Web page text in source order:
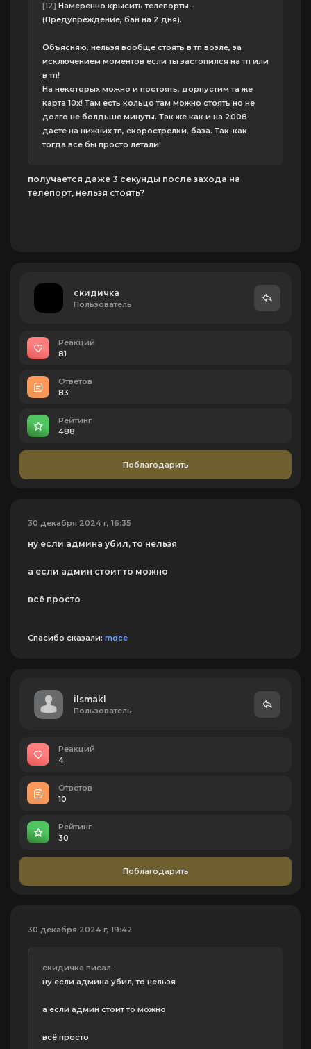
[12] Намеренно крысить телепорты -
(Предупреждение, бан на 2 дня).
Объясняю, нельзя вообще стоять в тп возле, за
исключением моментов если ты застопился на тп или
в тп!
На некоторых можно и постоять, дорпустим та же
карта 10х! Там есть кольцо там можно стоять но не
долго не болдьше минуты. Так же как и на 2008
дасте на нижних тп, скорострелки, база. Так-как
тогда все бы просто летали!
получается даже 3 секунды после захода на
телепорт, нельзя стоять?
скидичка
Пользователь
Реакций
81
Ответов
83
Рейтинг
488
Поблагодарить
30 декабря 2024 г, 16:35
ну если админа убил, то нельзя
а если админ стоит то можно
всё просто
Спасибо сказали: mqce
ilsmakl
Пользователь
Реакций
4
Ответов
10
Рейтинг
30
Поблагодарить
30 декабря 2024 г, 19:42
скидичка писал:
ну если админа убил, то нельзя
а если админ стоит то можно
всё просто